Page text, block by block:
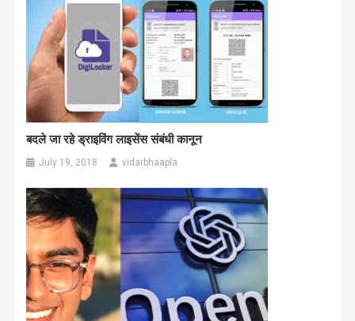
बदले जा रहे ड्राइविंग लाइसेंस संबंधी कानून
July 19, 2018 vidarbhaapla